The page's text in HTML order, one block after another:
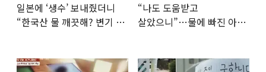
일본에 ‘생수’ 보내줬더니
“한국산 물 깨끗해? 변기 물
“나도 도움받고
살았으니”…물에 빠진 아이